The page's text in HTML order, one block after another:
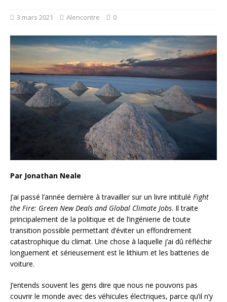
3 mars 2021 Alencontre 0
Par Jonathan Neale
J’ai passé l’année dernière à travailler sur un livre intitulé Fight
the Fire: Green New Deals and Global Climate Jobs. Il traite
principalement de la politique et de l’ingénierie de toute
transition possible permettant d’éviter un effondrement
catastrophique du climat. Une chose à laquelle j’ai dû réfléchir
longuement et sérieusement est le lithium et les batteries de
voiture.
J’entends souvent les gens dire que nous ne pouvons pas
couvrir le monde avec des véhicules électriques, parce qu’il n’y